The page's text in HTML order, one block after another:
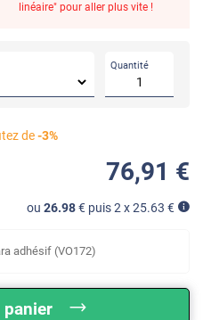
linéaire" pour aller plus vite !
Quantité
de-3%
76,91 €
ou 26.98€ puis 2 x25.63 €
adhésif (VO172)
panier